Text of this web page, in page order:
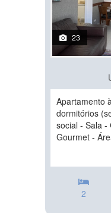
23
Apartamento
dormitórios
social - Sala -
Gourmet -
2